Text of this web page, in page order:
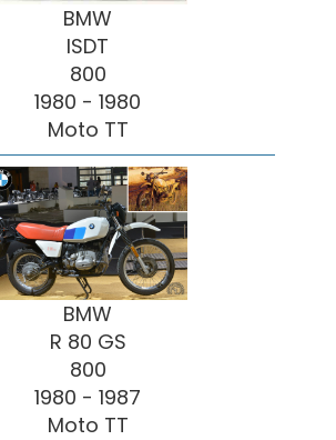
BMW
ISDT
800
1980 - 1980
Moto TT
BMW
R 80 GS
800
1980 - 1987
Moto TT